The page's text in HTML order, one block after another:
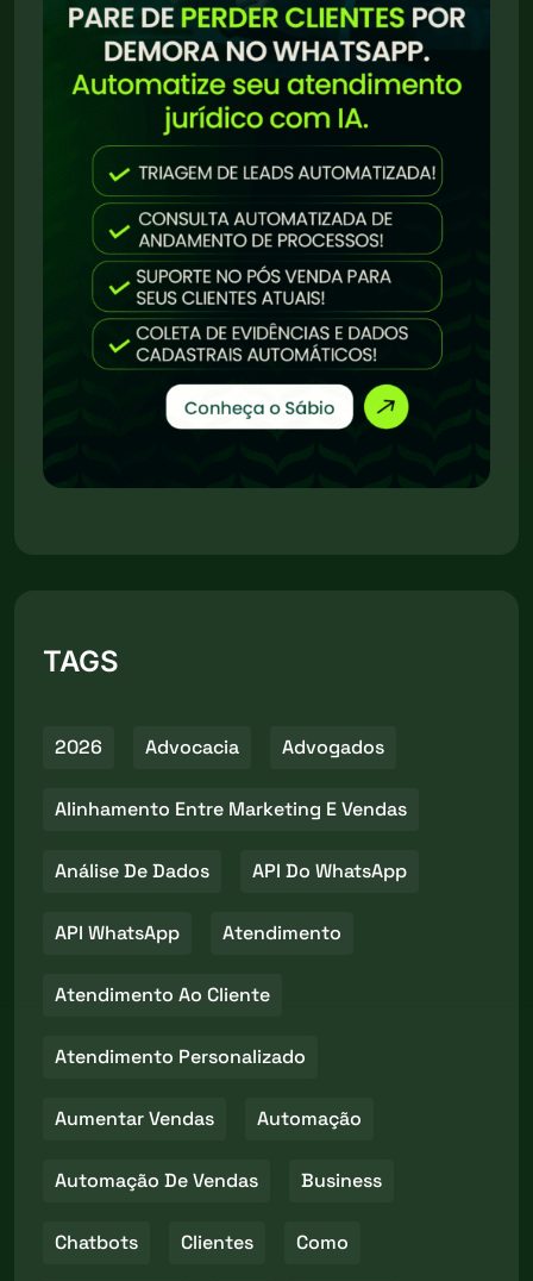
TAGS
2026 Advocacia Advogados
Alinhamento Entre Marketing E Vendas
Análise De Dados API Do WhatsApp
API WhatsApp Atendimento
Atendimento Ao Cliente
Atendimento Personalizado
Aumentar Vendas Automação
Automação De Vendas Business
Chatbots Clientes Como